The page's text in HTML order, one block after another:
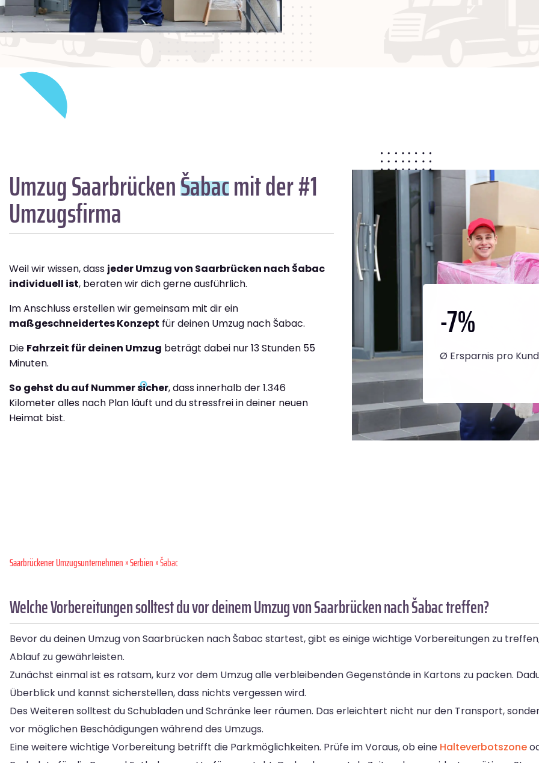
Umzug SaarbrückenŠabacmit der #1
Umzugsfirma
Weil wir wissen, dass jeder Umzug von Saarbrücken nach Šabac
individuell ist, beraten wir dich gerne ausführlich.
Im Anschluss erstellen wir gemeinsam mit dir ein
maßgeschneidertes Konzept für deinen Umzug nach Šabac.
Die Fahrzeit für deinen Umzug beträgt dabei nur 13 Stunden 55
Minuten.
So gehst du auf Nummer sicher, dass innerhalb der 1.346
Kilometer alles nach Plan läuft und du stressfrei in deiner neuen
Heimat bist.
-7%
Ø Ersparnis pro
Saarbrückener Umzugsunternehmen»Serbien» Šabac
Welche Vorbereitungen solltest du vor deinem Umzug von Saarbrücken nach Šabac treffen?
Bevor du deinen Umzug von Saarbrücken nach Šabac startest, gibt es einige wichtige Vorbereitungen zu
Ablauf zu gewährleisten.
Zunächst einmal ist es ratsam, kurz vor dem Umzug alle verbleibenden Gegenstände in Kartons zu packen.
Überblick und kannst sicherstellen, dass nichts vergessen wird.
Des Weiteren solltest du Schubladen und Schränke leer räumen. Das erleichtert nicht nur den Transport,
vor möglichen Beschädigungen während des Umzugs.
Eine weitere wichtige Vorbereitung betrifft die Parkmöglichkeiten. Prüfe im Voraus, ob eine Halteverbotszone